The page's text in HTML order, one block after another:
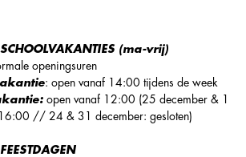
(ma-vrij)
openingsuren
: open vanaf 14:00 tijdens de week
open vanaf 12:00 (25 december & 1
// 24 & 31 december: gesloten)